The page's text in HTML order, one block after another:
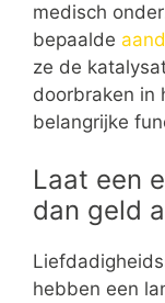
medisch
bepaalde
ze de
doorbraken in
belangrijke
Laat een
dan geld
hebben een